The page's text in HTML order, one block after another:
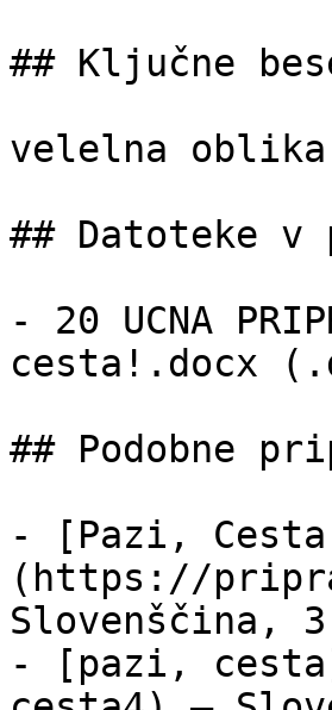
## Ključne
velelna oblika
## Datoteke v
- 20 UCNA
cesta!.docx
## Podobne
- [Pazi,
(https://
Slovenščina,
- [pazi,